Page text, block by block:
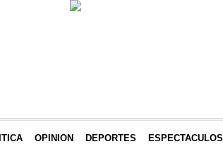
OPINION DEPORTES ESPECTACULOS